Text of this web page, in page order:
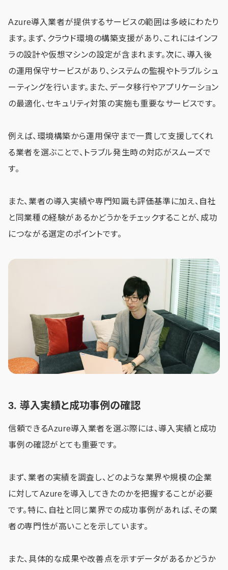
Azure導入業者が提供するサービスの範囲は多岐にわたり
ます。まず、クラウド環境の構築支援があり、これにはインフ
ラの設計や仮想マシンの設定が含まれます。次に、導入後
の運用保守サービスがあり、システムの監視やトラブルシュ
ーティングを行います。また、データ移行やアプリケーション
の最適化、セキュリティ対策の実施も重要なサービスです。
例えば、環境構築から運用保守まで一貫して支援してくれ
る業者を選ぶことで、トラブル発生時の対応がスムーズで
す。
また、業者の導入実績や専門知識も評価基準に加え、自社
と同業種の経験があるかどうかをチェックすることが、成功
につながる選定のポイントです。
3. 導入実績と成功事例の確認
信頼できるAzure導入業者を選ぶ際には、導入実績と成功
事例の確認がとても重要です。
まず、業者の実績を調査し、どのような業界や規模の企業
に対してAzureを導入してきたのかを把握することが必要
です。特に、自社と同じ業界での成功事例があれば、その業
者の専門性が高いことを示しています。
また、具体的な成果や改善点を示すデータがあるかどうか